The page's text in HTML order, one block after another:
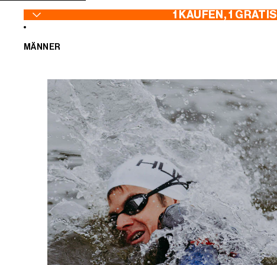
1 KAUFEN, 1 GRATIS
MÄNNER